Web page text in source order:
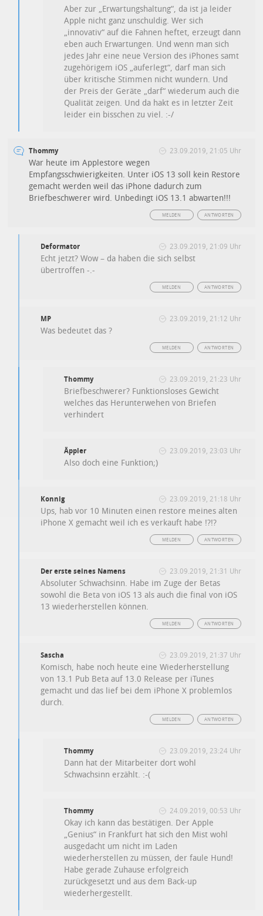
Aber zur „Erwartungshaltung“, da ist ja leider
Apple nicht ganz unschuldig. Wer sich
„innovativ“ auf die Fahnen heftet, erzeugt dann
eben auch Erwartungen. Und wenn man sich
jedes Jahr eine neue Version des iPhones samt
zugehörigem iOS „auferlegt“, darf man sich
über kritische Stimmen nicht wundern. Und
der Preis der Geräte „darf“ wiederum auch die
Qualität zeigen. Und da hakt es in letzter Zeit
leider ein bisschen zu viel. :-/
Thommy 23.09.2019, 21:05 Uhr
War heute im Applestore wegen
Empfangsschwierigkeiten. Unter iOS 13 soll kein Restore
gemacht werden weil das iPhone dadurch zum
Briefbeschwerer wird. Unbedingt iOS 13.1 abwarten!!!
ANTWORTEN
MELDEN
Deformator 23.09.2019, 21:09 Uhr
Echt jetzt? Wow – da haben die sich selbst
übertroffen -.-
ANTWORTEN
MELDEN
MP 23.09.2019, 21:12 Uhr
Was bedeutet das ?
ANTWORTEN
MELDEN
Thommy 23.09.2019, 21:23 Uhr
Briefbeschwerer? Funktionsloses Gewicht
welches das Herunterwehen von Briefen
verhindert
Äppler 23.09.2019, 23:03 Uhr
Also doch eine Funktion;)
Konnig 23.09.2019, 21:18 Uhr
Ups, hab vor 10 Minuten einen restore meines alten
iPhone X gemacht weil ich es verkauft habe !?!?
ANTWORTEN
MELDEN
Der erste seines Namens 23.09.2019, 21:31 Uhr
Absoluter Schwachsinn. Habe im Zuge der Betas
sowohl die Beta von iOS 13 als auch die final von iOS
13 wiederherstellen können.
ANTWORTEN
MELDEN
Sascha 23.09.2019, 21:37 Uhr
Komisch, habe noch heute eine Wiederherstellung
von 13.1 Pub Beta auf 13.0 Release per iTunes
gemacht und das lief bei dem iPhone X problemlos
durch.
ANTWORTEN
MELDEN
Thommy 23.09.2019, 23:24 Uhr
Dann hat der Mitarbeiter dort wohl
Schwachsinn erzählt. :-(
Thommy 24.09.2019, 00:53 Uhr
Okay ich kann das bestätigen. Der Apple
„Genius“ in Frankfurt hat sich den Mist wohl
ausgedacht um nicht im Laden
wiederherstellen zu müssen, der faule Hund!
Habe gerade Zuhause erfolgreich
zurückgesetzt und aus dem Back-up
wiederhergestellt.